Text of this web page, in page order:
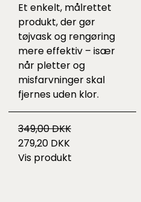
Et enkelt, målrettet
produkt, der gør
tøjvask og rengøring
mere effektiv – især
når pletter og
misfarvninger skal
fjernes uden klor.
349,00 DKK
279,20 DKK
Vis produkt